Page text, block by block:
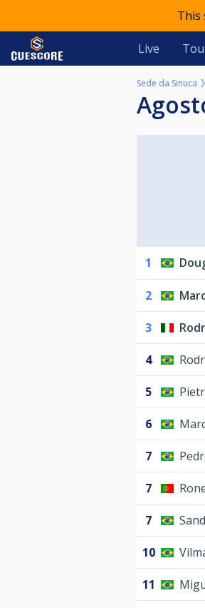
This
Live
Sede da Sinuca
1
2
3
4
5
6
7
7
7
10
11